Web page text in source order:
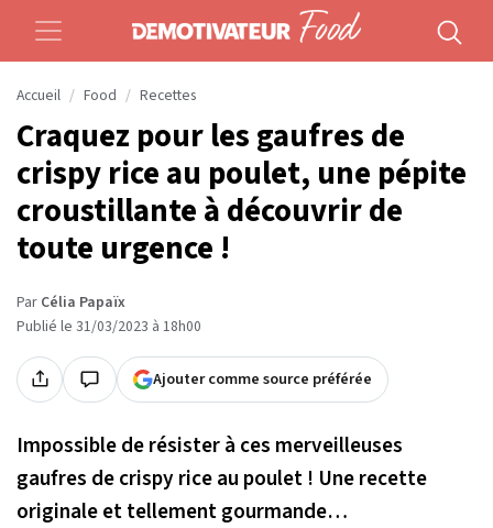
Accueil Food Recettes
Craquez pour les gaufres de
crispy rice au poulet, une pépite
croustillante à découvrir de
toute urgence !
Par Célia Papaïx
Publié le 31/03/2023 à 18h00
Ajouter comme source préférée
Impossible de résister à ces merveilleuses
gaufres de crispy rice au poulet ! Une recette
originale et tellement gourmande…